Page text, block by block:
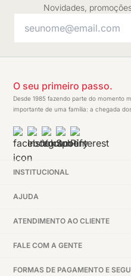
Novidades,
O seu primeiro passo.
Desde 1985 fazendo parte do momento
importante de uma família: a chegada
INSTITUCIONAL
AJUDA
ATENDIMENTO AO CLIENTE
FALE COM A GENTE
FORMAS DE PAGAMENTO E